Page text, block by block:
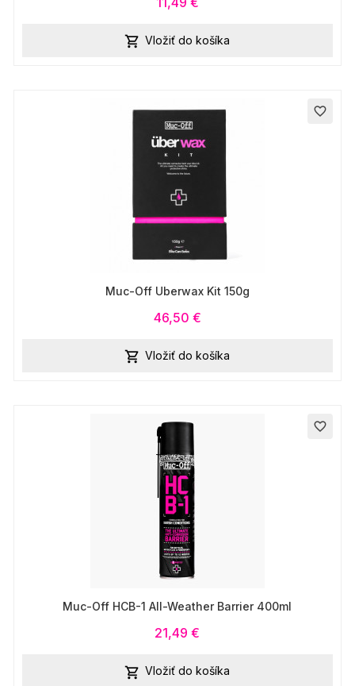
 Vložiť do košíka
favorite_border
Muc-Off Uberwax Kit 150g
46,50 €
 Vložiť do košíka
favorite_border
Muc-Off HCB-1 All-Weather Barrier 400ml
21,49 €
 Vložiť do košíka